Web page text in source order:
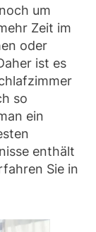
um
Zeit im
oder
ist es
so
ein
enthält
Sie in